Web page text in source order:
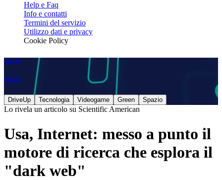
Help e Faq
Info e contatti
Termini del servizio
Utilizzo dati e privacy
Cookie Policy
Tgtech
Tgtech
DriveUp Tecnologia Videogame Green Spazio
Lo rivela un articolo su Scientific American
Usa, Internet: messo a punto il
motore di ricerca che esplora il
"dark web"